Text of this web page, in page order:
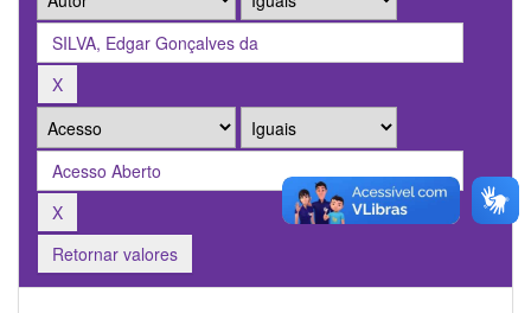
Retornar valores